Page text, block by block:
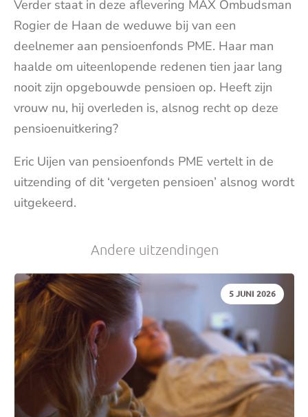
Verder staat in deze aflevering MAX Ombudsman
Rogier de Haan de weduwe bij van een
deelnemer aan pensioenfonds PME. Haar man
haalde om uiteenlopende redenen tien jaar lang
nooit zijn opgebouwde pensioen op. Heeft zijn
vrouw nu, hij overleden is, alsnog recht op deze
pensioenuitkering?
Eric Uijen van pensioenfonds PME vertelt in de
uitzending of dit ‘vergeten pensioen’ alsnog wordt
uitgekeerd.
Andere uitzendingen
DATUM:
5 JUNI 2026